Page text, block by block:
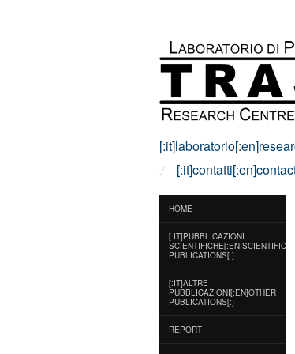
HOME
[:IT]PUBBLICAZIONI
SCIENTIFICHE[:EN]SCIENTIFIC
PUBLICATIONS[:]
[:IT]ALTRE
PUBBLICAZIONI[:EN]OTHER
PUBLICATIONS[:]
REPORT